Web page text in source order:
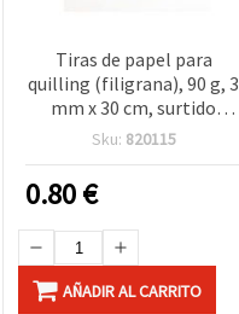
Tiras de papel para
quilling (filigrana), 90 g, 3
mm x 30 cm, surtido
blanco y negro (3 colores)
Sku: 820115
0.80€
AÑADIR AL CARRITO